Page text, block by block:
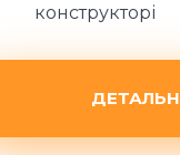
конструкторі